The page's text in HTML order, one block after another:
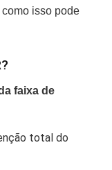
isso pode
faixa de
total do